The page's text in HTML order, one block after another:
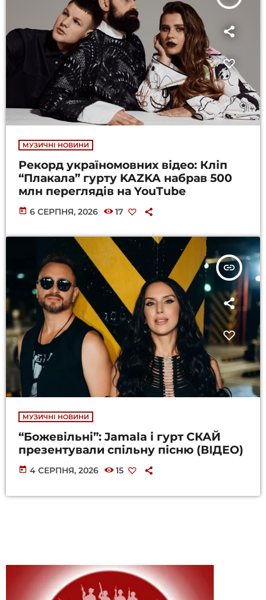
МУЗИЧНІ НОВИНИ
Рекорд україномовних відео: Кліп
“Плакала” гурту KAZKA набрав 500
млн переглядів на YouTube
today 6 СЕРПНЯ, 2026 17
insert_link
МУЗИЧНІ НОВИНИ
“Божевільні”: Jamala і гурт СКАЙ
презентували спільну пісню (ВІДЕО)
today 4 СЕРПНЯ, 2026 15